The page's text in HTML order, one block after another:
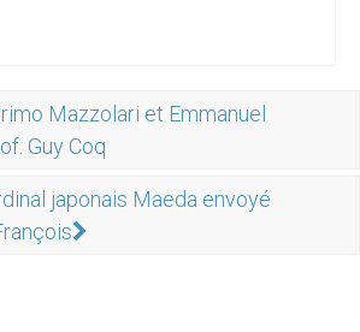
Mazzolari et Emmanuel
Guy Coq
japonais Maeda envoyé